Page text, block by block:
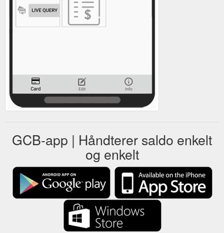
GCB-app | Håndterer saldo enkelt
og enkelt